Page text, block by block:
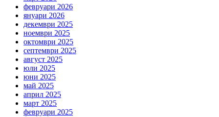
февруари 2026
януари 2026
декември 2025
ноември 2025
октомври 2025
септември 2025
август 2025
юли 2025
юни 2025
май 2025
април 2025
март 2025
февруари 2025